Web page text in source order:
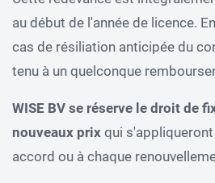
au début de l'année de licence.
cas de résiliation anticipée du
tenu à un quelconque
WISE BV se réserve le droit de
nouveaux prix qui s'appliqueront
accord ou à chaque